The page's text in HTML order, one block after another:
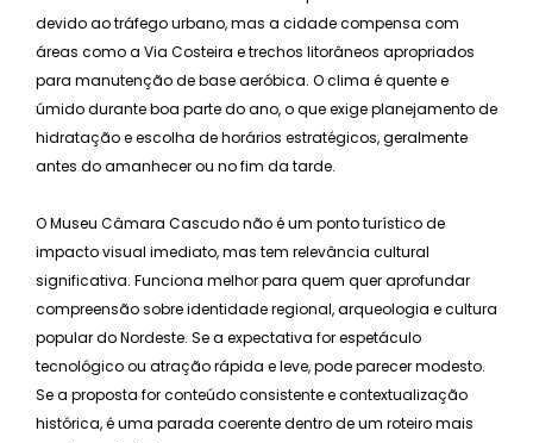
devido ao tráfego urbano, mas a cidade compensa com
áreas como a Via Costeira e trechos litorâneos apropriados
para manutenção de base aeróbica. O clima é quente e
úmido durante boa parte do ano, o que exige planejamento de
hidratação e escolha de horários estratégicos, geralmente
antes do amanhecer ou no fim da tarde.
O Museu Câmara Cascudo não é um ponto turístico de
impacto visual imediato, mas tem relevância cultural
significativa. Funciona melhor para quem quer aprofundar
compreensão sobre identidade regional, arqueologia e cultura
popular do Nordeste. Se a expectativa for espetáculo
tecnológico ou atração rápida e leve, pode parecer modesto.
Se a proposta for conteúdo consistente e contextualização
histórica, é uma parada coerente dentro de um roteiro mais